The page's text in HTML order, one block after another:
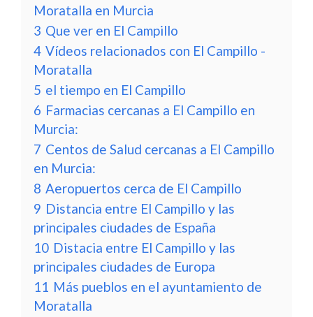
Moratalla en Murcia
3 Que ver en El Campillo
4 Vídeos relacionados con El Campillo -
Moratalla
5 el tiempo en El Campillo
6 Farmacias cercanas a El Campillo en
Murcia:
7 Centos de Salud cercanas a El Campillo
en Murcia:
8 Aeropuertos cerca de El Campillo
9 Distancia entre El Campillo y las
principales ciudades de España
10 Distacia entre El Campillo y las
principales ciudades de Europa
11 Más pueblos en el ayuntamiento de
Moratalla